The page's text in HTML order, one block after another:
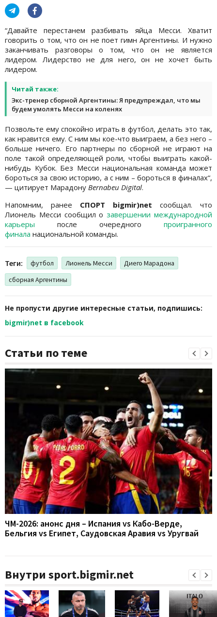
“Давайте перестанем разбивать яйца Месси. Хватит
говорить о том, что он не поет гимн Аргентины. И нужно
заканчивать разговоры о том, что он не является
лидером. Лидерство не для него, он не хочет быть
лидером.
Читай также:
Экс-тренер сборной Аргентины: Я предупреждал, что мы
будем умолять Месси на коленях
Позвольте ему спокойно играть в футбол, делать это так,
как нравится ему. С ним мы кое-что выиграем, а без него –
больше ничего. Его партнеры по сборной не играют на
поле такой определяющей роли, чтобы выиграть какой-
нибудь Кубок. Без Месси национальная команда может
бороться за свою историю, а с ним – бороться в финалах“,
— цитирует Марадону Bernabeu Digital.
Напомним, ранее СПОРТ bigmir)net сообщал. что
Лионель Месси сообщил о завершении международной
карьеры после очередного проигранного
финала национальной команды.
Теги: футбол Лионель Месси
Диего Марадона
сборная Аргентины
Не пропусти другие интересные статьи, подпишись:
bigmir)net в facebook
Статьи по теме
ЧМ-2026: анонс дня – Испания vs Кабо-Верде,
Бельгия vs Египет, Саудовская Аравия vs Уругвай
Внутри sport.bigmir.net